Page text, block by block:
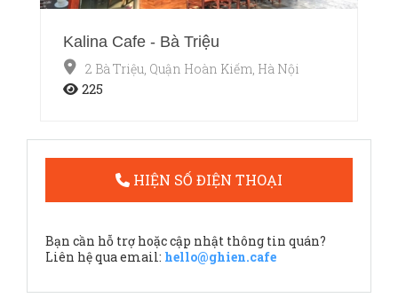
Kalina Cafe - Bà Triệu
2 Bà Triệu, Quận Hoàn Kiếm, Hà Nội
225
HIỆN SỐ ĐIỆN THOẠI
Bạn cần hỗ trợ hoặc cập nhật thông tin quán?
Liên hệ qua email: hello@ghien.cafe